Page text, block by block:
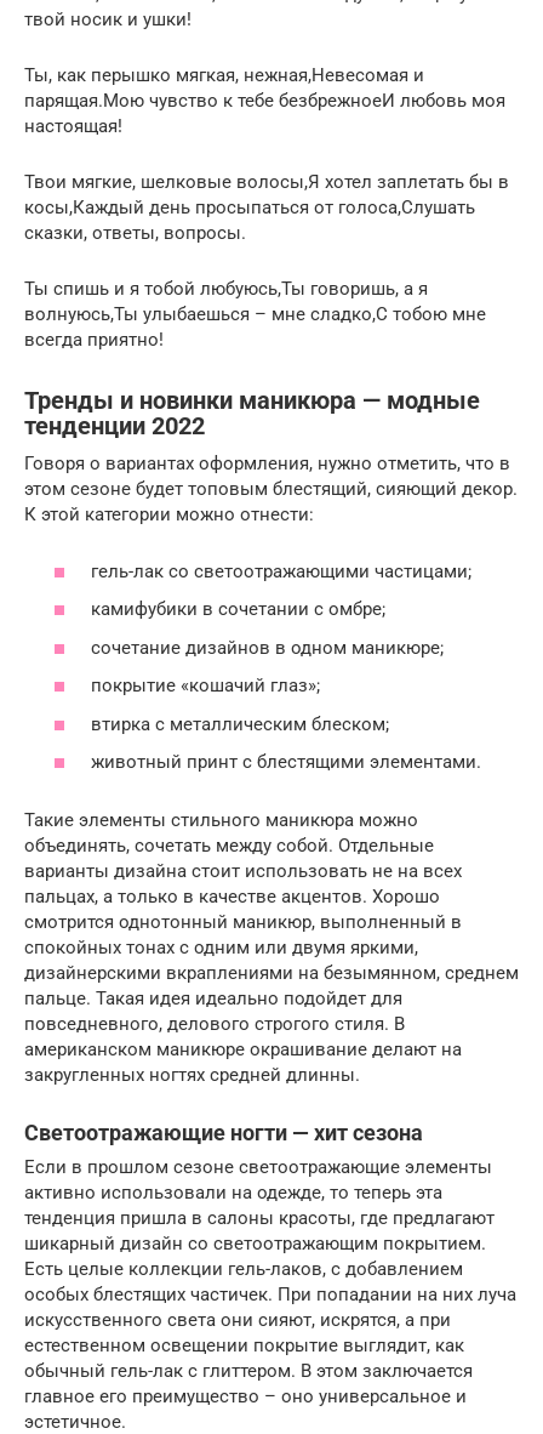
твой носик и ушки!
Ты, как перышко мягкая, нежная,Невесомая и
парящая.Мою чувство к тебе безбрежноеИ любовь моя
настоящая!
Твои мягкие, шелковые волосы,Я хотел заплетать бы в
косы,Каждый день просыпаться от голоса,Слушать
сказки, ответы, вопросы.
Ты спишь и я тобой любуюсь,Ты говоришь, а я
волнуюсь,Ты улыбаешься – мне сладко,С тобою мне
всегда приятно!
Тренды и новинки маникюра — модные
тенденции 2022
Говоря о вариантах оформления, нужно отметить, что в
этом сезоне будет топовым блестящий, сияющий декор.
К этой категории можно отнести:
гель-лак со светоотражающими частицами;
камифубики в сочетании с омбре;
сочетание дизайнов в одном маникюре;
покрытие «кошачий глаз»;
втирка с металлическим блеском;
животный принт с блестящими элементами.
Такие элементы стильного маникюра можно
объединять, сочетать между собой. Отдельные
варианты дизайна стоит использовать не на всех
пальцах, а только в качестве акцентов. Хорошо
смотрится однотонный маникюр, выполненный в
спокойных тонах с одним или двумя яркими,
дизайнерскими вкраплениями на безымянном, среднем
пальце. Такая идея идеально подойдет для
повседневного, делового строгого стиля. В
американском маникюре окрашивание делают на
закругленных ногтях средней длинны.
Светоотражающие ногти — хит сезона
Если в прошлом сезоне светоотражающие элементы
активно использовали на одежде, то теперь эта
тенденция пришла в салоны красоты, где предлагают
шикарный дизайн со светоотражающим покрытием.
Есть целые коллекции гель-лаков, с добавлением
особых блестящих частичек. При попадании на них луча
искусственного света они сияют, искрятся, а при
естественном освещении покрытие выглядит, как
обычный гель-лак с глиттером. В этом заключается
главное его преимущество – оно универсальное и
эстетичное.